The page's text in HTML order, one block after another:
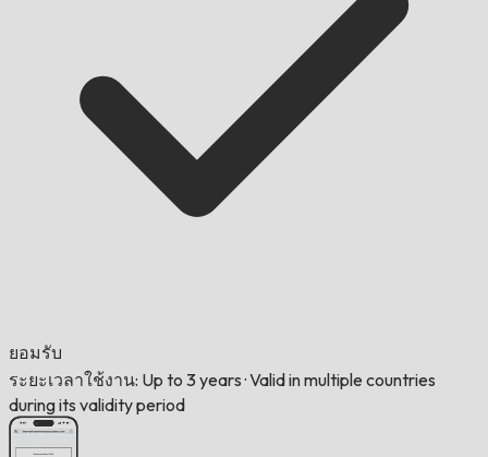
ยอมรับ
ระยะเวลาใช้งาน: Up to 3 years ·Valid in multiple countries
during its validity period